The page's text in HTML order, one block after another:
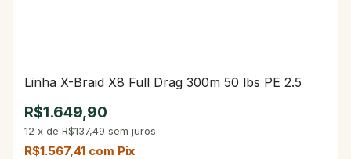
Linha X-Braid X8 Full Drag 300m 50 lbs PE 2.5
R$1.649,90
12 x de R$137,49 sem juros
R$1.567,41 com Pix